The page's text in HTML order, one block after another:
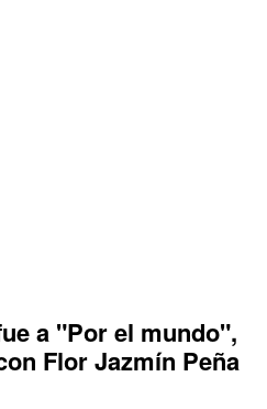
a "Por el mundo",
Flor Jazmín Peña